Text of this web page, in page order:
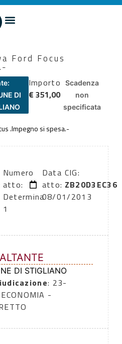
Ford Focus
DI
Importo
€ 351,00
Scadenza
non
specificata
.Impegno si spesa.-
Numero
atto:
Determina
1
Data
atto:
08/01/2013
CIG:
ZB20D3EC36
DI STIGLIANO
: 23-
-